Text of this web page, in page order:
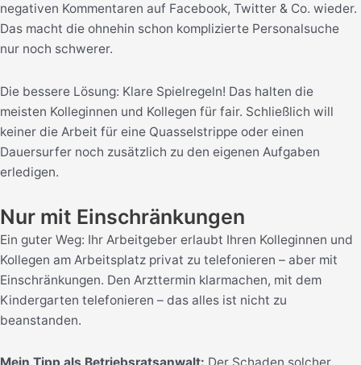
negativen Kommentaren auf Facebook, Twitter & Co. wieder.
Das macht die ohnehin schon komplizierte Personalsuche
nur noch schwerer.
Die bessere Lösung: Klare Spielregeln! Das halten die
meisten Kolleginnen und Kollegen für fair. Schließlich will
keiner die Arbeit für eine Quasselstrippe oder einen
Dauersurfer noch zusätzlich zu den eigenen Aufgaben
erledigen.
Nur mit Einschränkungen
Ein guter Weg: Ihr Arbeitgeber erlaubt Ihren Kolleginnen und
Kollegen am Arbeitsplatz privat zu telefonieren – aber mit
Einschränkungen. Den Arzttermin klarmachen, mit dem
Kindergarten telefonieren – das alles ist nicht zu
beanstanden.